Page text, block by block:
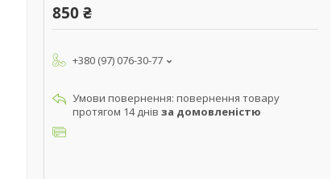
850 ₴
+380 (97) 076-30-77
повернення товару
протягом 14 днів за домовленістю